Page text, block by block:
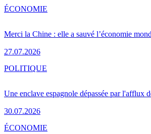
Merci la Chine : elle a sauvé l’économie
27.07.2026
ÉCONOMIE
Une enclave espagnole dépassée par l'afflux
30.07.2026
POLITIQUE
ÉCONOMIE